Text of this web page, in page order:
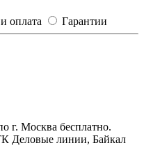
оплата Гарантии
г. Москва бесплатно.
Деловые линии, Байкал